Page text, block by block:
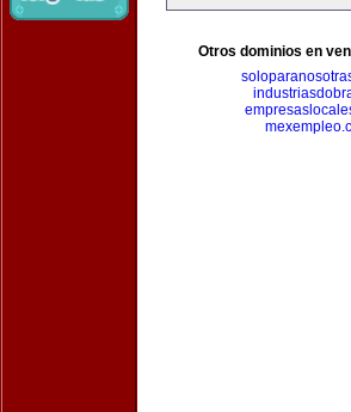
Otros dominios en